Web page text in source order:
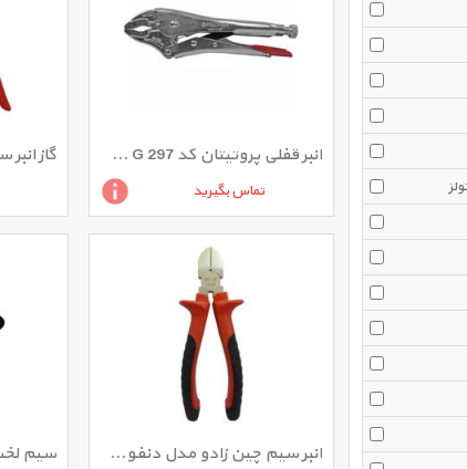
انبر قفلی پروتیتان کد G 297 سایز 10 اینچ
تماس بگیرید
انبر سیم چین زادو مدل دنفوس MHF